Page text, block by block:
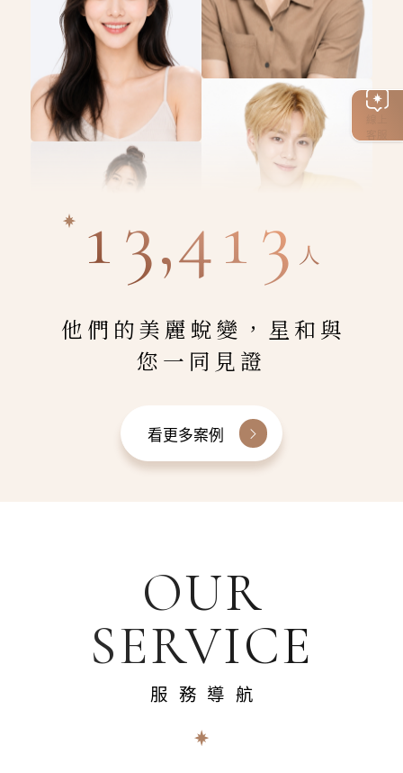
13,413 人
他們的美麗蛻變，星和與
您一同見證
看更多案例
OUR
SERVICE
服務導航